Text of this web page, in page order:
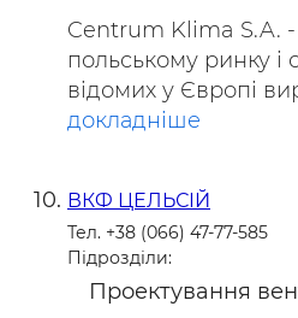
Centrum Klima S.A.
польському ринку і
відомих у Європі
докладніше
ВКФ ЦЕЛЬСІЙ
Тел. +38 (066) 47-77-585
Підрозділи:
Проектування